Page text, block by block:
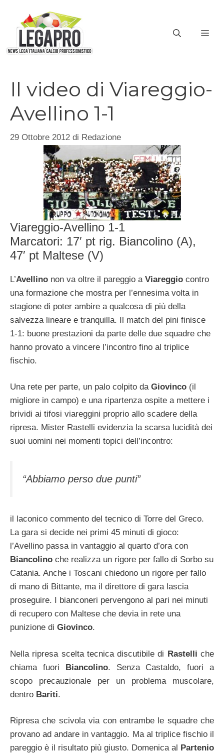
contenuto
Il video di Viareggio-
Avellino 1-1
29 Ottobre 2012 di Redazione
Viareggio-Avellino 1-1
Marcatori: 17′ pt rig. Biancolino (A),
47′ pt Maltese (V)
L’Avellino non va oltre il pareggio a Viareggio contro
una formazione che mostra per l’ennesima volta in
stagione di poter ambire a qualcosa di più della
salvezza lineare e tranquilla. Il match del pini finisce
1-1: buone prestazioni da parte delle due squadre che
hanno provato a vincere l’incontro fino al triplice
fischio.
Una rete per parte, un palo colpito da Giovinco (il
migliore in campo) e una ripartenza ospite a mettere i
brividi ai tifosi viareggini proprio allo scadere della
ripresa. Mister Rastelli evidenzia la scarsa lucidità dei
suoi uomini nei momenti topici dell’incontro:
“Abbiamo perso due punti”
il laconico commento del tecnico di Torre del Greco.
La gara si decide nei primi 45 minuti di gioco:
l’Avellino passa in vantaggio al quarto d’ora con
Biancolino che realizza un rigore per fallo di Sorbo su
Catania. Anche i Toscani chiedono un rigore per fallo
di mano di Bittante, ma il direttore di gara lascia
proseguire. I bianconeri pervengono al pari nei minuti
di recupero con Maltese che devia in rete una
punizione di Giovinco.
Nella ripresa scelta tecnica discutibile di Rastelli che
chiama fuori Biancolino. Senza Castaldo, fuori a
scopo precauzionale per un problema muscolare,
dentro Bariti.
Ripresa che scivola via con entrambe le squadre che
provano ad andare in vantaggio. Ma al triplice fischio il
pareggio è il risultato più giusto. Domenica al Partenio